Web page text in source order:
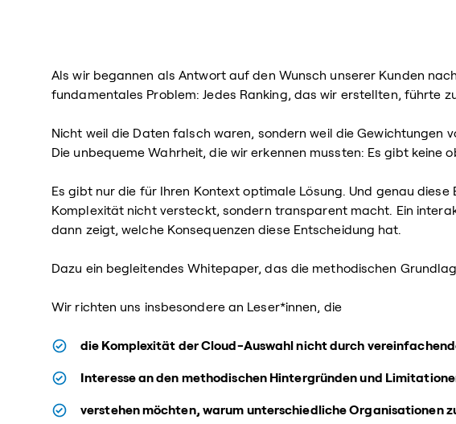
Als wir begannen als Antwort auf den Wunsch unserer Kunden
fundamentales Problem: Jedes Ranking, das wir erstellten, führte
Nicht weil die Daten falsch waren, sondern weil die Gewichtungen
Die unbequeme Wahrheit, die wir erkennen mussten: Es gibt keine
Es gibt nur die für Ihren Kontext optimale Lösung. Und genau
Komplexität nicht versteckt, sondern transparent macht. Ein
dann zeigt, welche Konsequenzen diese Entscheidung hat.
Dazu ein begleitendes Whitepaper, das die methodischen
Wir richten uns insbesondere an Leser*innen, die
die Komplexität der Cloud-Auswahl nicht durch
Interesse an den methodischen Hintergründen und
verstehen möchten, warum unterschiedliche Organisationen